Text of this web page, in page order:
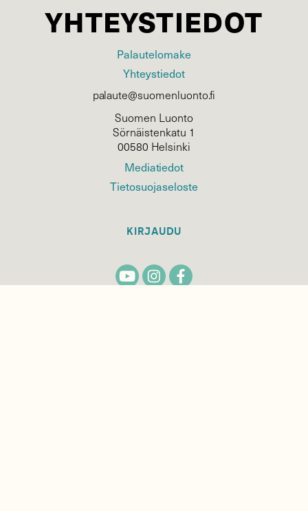
YHTEYSTIEDOT
Palautelomake
Yhteystiedot
palaute@suomenluonto.fi
Suomen Luonto
Sörnäistenkatu 1
00580 Helsinki
Mediatiedot
Tietosuojaseloste
KIRJAUDU